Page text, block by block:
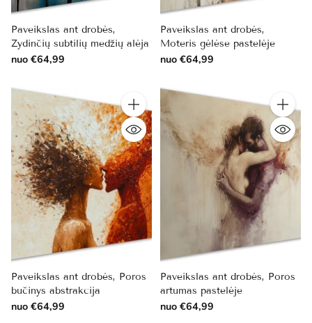
Paveikslas ant drobės,
Žydinčių subtilių medžių alėja
nuo €64,99
Paveikslas ant drobės,
Moteris gėlėse pastelėje
nuo €64,99
Kiekis
Paveikslas ant drobės, Poros
bučinys abstrakcija
nuo €64,99
Kiekis
Paveikslas ant drobės, Poros
artumas pastelėje
nuo €64,99